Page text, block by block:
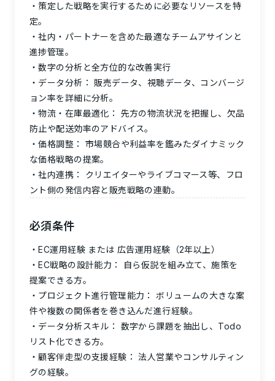
策定した戦略を実行するために必要なリソースを特
定。
社内・パートナーを含めた最適なチームアサインと
進捗管理。
数字の分析と全方位的な改善実行
データ分析： 販売データ、視聴データ、コンバージ
ョン率を詳細に分析。
物流・在庫最適化： 先方の物流状況を把握し、欠品
防止や配送効率のアドバイス。
価格調整： 市場競合や利益率を鑑みたダイナミック
な価格戦略の提案。
社内連携： クリエイターやライブコマース等、フロ
ント側の発信内容と販売戦略の連動。
必須条件
EC運用経験 または 広告運用経験（2年以上）
EC戦略の設計能力： 自ら仮説を組み立て、施策を
提案できる方。
プロジェクト進行管理能力： ボリュームの大きな案
件や複数の関係者を巻き込んだ進行経験。
データ分析スキル： 数字から課題を抽出し、Todo
リスト化できる方。
顧客伴走型の支援経験： 法人営業やコンサルティン
グの経験。